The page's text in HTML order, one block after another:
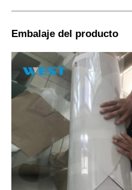
Embalaje del producto